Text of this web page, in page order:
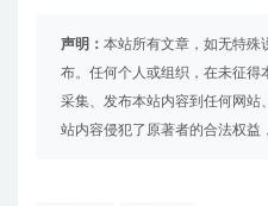
声明： 本站所有文章，如无特殊
布。任何个人或组织，在未征得
采集、发布本站内容到任何网站
站内容侵犯了原著者的合法权益